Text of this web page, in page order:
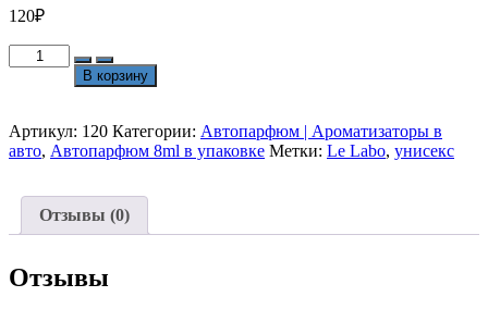
120₽
Количество
товара
Автопарфюм
Ароматизатор
в
Luxury
Perfume
Le
В корзину
Артикул: 120 Категории: Автопарфюм | Ароматизаторы в
авто, Автопарфюм 8ml в упаковке Метки: Le Labo, унисекс
Отзывы (0)
Отзывы